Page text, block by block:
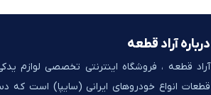
درباره آراد قطعه
آراد قطعه ، فروشگاه اینترنتی تخصصی لوازم
قطعات انواع خودروهای ایرانی (سایپا) است که